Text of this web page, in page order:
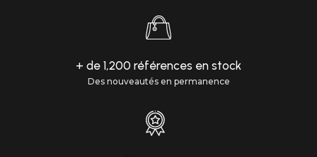
+ de 1,200 références en stock
Des nouveautés en permanence